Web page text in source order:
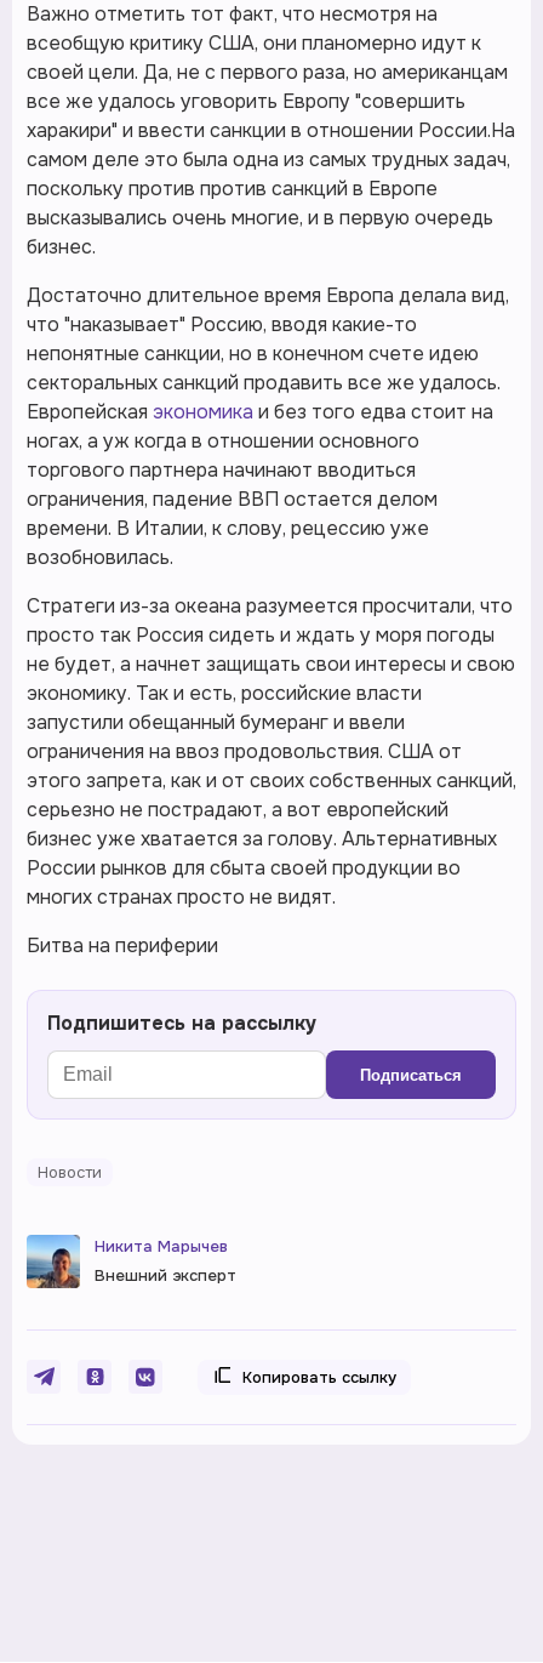
Важно отметить тот факт, что несмотря на
всеобщую критику США, они планомерно идут к
своей цели. Да, не с первого раза, но американцам
все же удалось уговорить Европу "совершить
харакири" и ввести санкции в отношении России.На
самом деле это была одна из самых трудных задач,
поскольку против против санкций в Европе
высказывались очень многие, и в первую очередь
бизнес.
Достаточно длительное время Европа делала вид,
что "наказывает" Россию, вводя какие-то
непонятные санкции, но в конечном счете идею
секторальных санкций продавить все же удалось.
Европейская экономика и без того едва стоит на
ногах, а уж когда в отношении основного
торгового партнера начинают вводиться
ограничения, падение ВВП остается делом
времени. В Италии, к слову, рецессию уже
возобновилась.
Стратеги из-за океана разумеется просчитали, что
просто так Россия сидеть и ждать у моря погоды
не будет, а начнет защищать свои интересы и свою
экономику. Так и есть, российские власти
запустили обещанный бумеранг и ввели
ограничения на ввоз продовольствия. США от
этого запрета, как и от своих собственных санкций,
серьезно не пострадают, а вот европейский
бизнес уже хватается за голову. Альтернативных
России рынков для сбыта своей продукции во
многих странах просто не видят.
Битва на периферии
Подпишитесь на рассылку
Подписаться
Новости
Никита Марычев
Внешний эксперт
Копировать ссылку